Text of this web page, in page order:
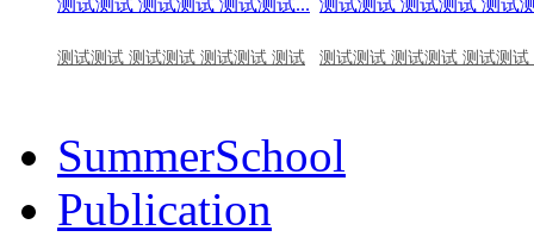
测试测试 测试测试 测试测试 测试 测试测试 测试测试 测试测试
SummerSchool
Publication